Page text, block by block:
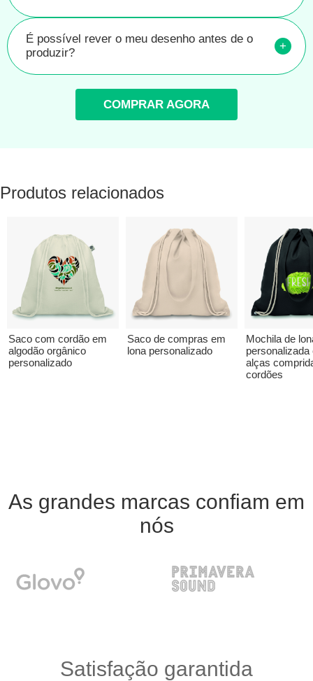
É possível rever o meu desenho antes de o
produzir?
+
COMPRAR AGORA
Produtos relacionados
Saco com cordão em
algodão orgânico
personalizado
Saco de compras em
lona personalizado
Mochila de
personalizada
alças
cordões
As grandes marcas confiam em
nós
Satisfação garantida